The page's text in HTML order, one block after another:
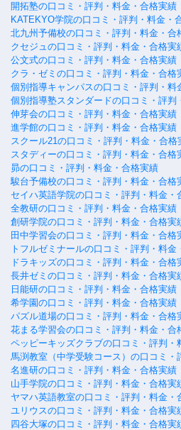
開拓塾の口コミ・評判・料金・合格実績
KATEKYO学院の口コミ・評判・料金・
北九州予備校の口コミ・評判・料金・合
クセジュの口コミ・評判・料金・合格実
公文式の口コミ・評判・料金・合格実績
クラ・ゼミの口コミ・評判・料金・合格
個別指導キャンパスの口コミ・評判・料
個別指導塾スタンダードの口コミ・評判
伸芽会の口コミ・評判・料金・合格実績
進学館の口コミ・評判・料金・合格実績
スクール21の口コミ・評判・料金・合格
スタディーの口コミ・評判・料金・合格
昴の口コミ・評判・料金・合格実績
駿台予備校の口コミ・評判・料金・合格
セイハ英語学院の口コミ・評判・料金・
全教研の口コミ・評判・料金・合格実績
創研学院の口コミ・評判・料金・合格実
田中学習会の口コミ・評判・料金・合格
トフルゼミナールの口コミ・評判・料金
ドラキッズの口コミ・評判・料金・合格
長井ゼミの口コミ・評判・料金・合格実
日能研の口コミ・評判・料金・合格実績
希学園の口コミ・評判・料金・合格実績
パズル道場の口コミ・評判・料金・合格
花まる学習会の口コミ・評判・料金・合
ペッピーキッズクラブの口コミ・評判・
馬渕教室（中学受験コース）の口コミ・
名進研の口コミ・評判・料金・合格実績
山手学院の口コミ・評判・料金・合格実
ヤマハ英語教室の口コミ・評判・料金・
ユリウスの口コミ・評判・料金・合格実
四谷大塚の口コミ・評判・料金・合格実